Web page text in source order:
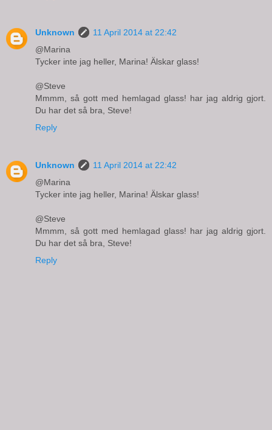
Unknown
11 April 2014 at 22:42
@Marina
Tycker inte jag heller, Marina! Älskar glass!
@Steve
Mmmm, så gott med hemlagad glass! har jag aldrig gjort.
Du har det så bra, Steve!
Reply
Unknown
11 April 2014 at 22:42
@Marina
Tycker inte jag heller, Marina! Älskar glass!
@Steve
Mmmm, så gott med hemlagad glass! har jag aldrig gjort.
Du har det så bra, Steve!
Reply